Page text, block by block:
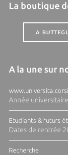
La boutique
A
A la une sur
Année
Etudiants & futurs
Dates de rentrée
Recherche